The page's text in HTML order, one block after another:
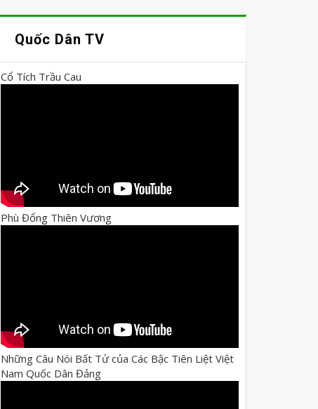
Quốc Dân TV
Cổ Tích Trầu Cau
Phù Đổng Thiên Vương
Những Câu Nói Bất Tử của Các Bậc Tiên Liệt Việt
Nam Quốc Dân Đảng